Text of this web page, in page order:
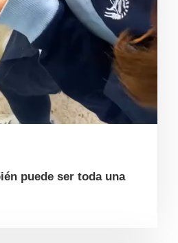
puede ser toda una